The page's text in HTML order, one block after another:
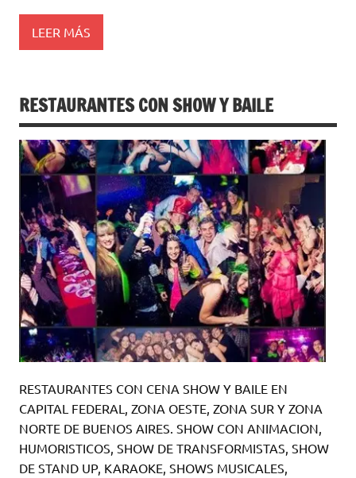
LEER MÁS
RESTAURANTES CON SHOW Y BAILE
RESTAURANTES CON CENA SHOW Y BAILE EN
CAPITAL FEDERAL, ZONA OESTE, ZONA SUR Y ZONA
NORTE DE BUENOS AIRES. SHOW CON ANIMACION,
HUMORISTICOS, SHOW DE TRANSFORMISTAS, SHOW
DE STAND UP, KARAOKE, SHOWS MUSICALES,